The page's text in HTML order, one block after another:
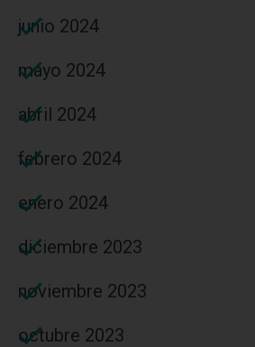
junio 2024
mayo 2024
abril 2024
febrero 2024
enero 2024
diciembre 2023
noviembre 2023
octubre 2023